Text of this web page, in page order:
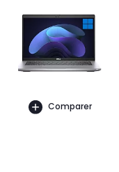
Comparer